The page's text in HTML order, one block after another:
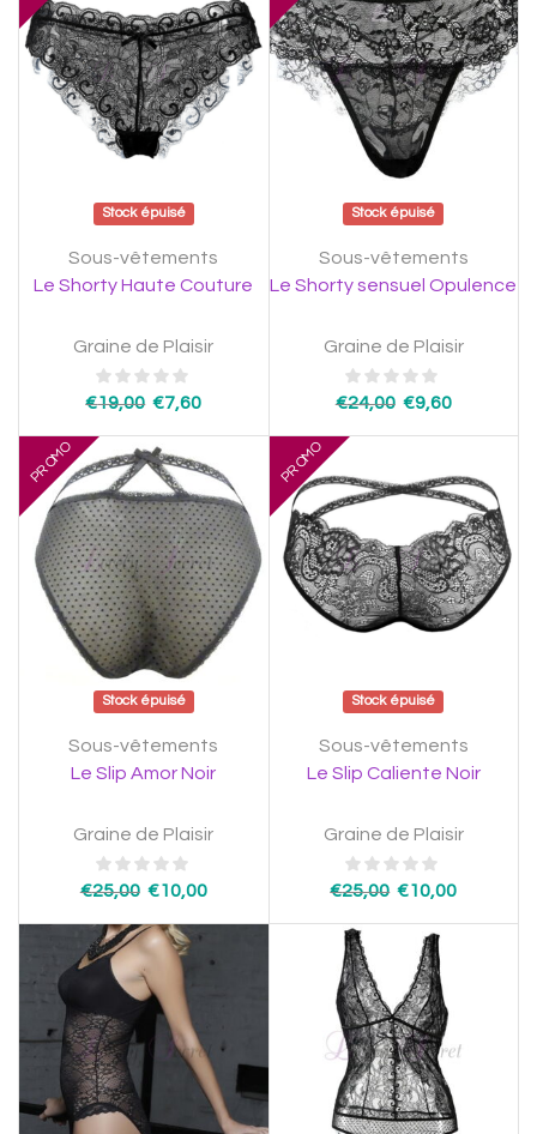
Stock épuisé
Sous-vêtements
Le Shorty Haute Couture
Graine de Plaisir
€19,00 €7,60
Stock épuisé
Sous-vêtements
Le Shorty sensuel Opulence
Graine de Plaisir
€24,00 €9,60
Stock épuisé
PROMO
Sous-vêtements
Le Slip Amor Noir
Graine de Plaisir
€25,00 €10,00
Stock épuisé
PROMO
Sous-vêtements
Le Slip Caliente Noir
Graine de Plaisir
€25,00 €10,00